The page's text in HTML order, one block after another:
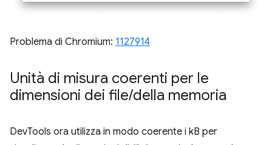
Problema di Chromium: 1127914
Unità di misura coerenti per le
dimensioni dei file/della memoria
DevTools ora utilizza in modo coerente i kB per